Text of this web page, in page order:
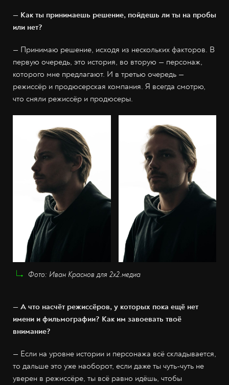
— Как ты принимаешь решение, пойдешь ли ты на пробы
или нет?
— Принимаю решение, исходя из нескольких факторов. В
первую очередь, это история, во вторую — персонаж,
которого мне предлагают. И в третью очередь —
режиссёр и продюсерская компания. Я всегда смотрю,
что сняли режиссёр и продюсеры.
Фото: Иван Краснов для 2х2.медиа
— А что насчёт режиссёров, у которых пока ещё нет
имени и фильмографии? Как им завоевать твоё
внимание?
— Если на уровне истории и персонажа всё складывается,
то дальше это уже наоборот, если даже ты чуть-чуть не
уверен в режиссёре, ты всё равно идёшь, чтобы